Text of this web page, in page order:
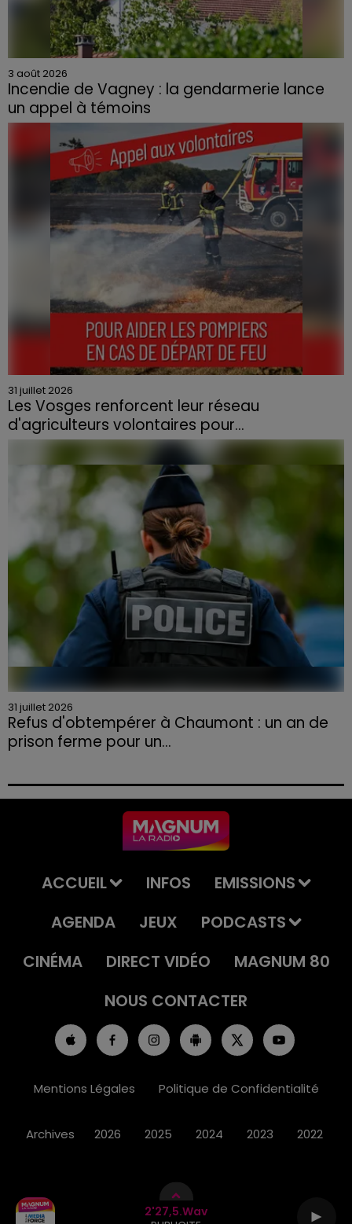
2'27,5.wav
3 août 2026
Incendie de Vagney : la gendarmerie lance
un appel à témoins
Le feu, parti d'une haie avant de se propager au
quartier résidentiel, avait détruit deux habitations et
contraint à l'évacuation d'une centaine de personnes.
31 juillet 2026
Les Vosges renforcent leur réseau
d'agriculteurs volontaires pour...
Face à la sécheresse et aux risques de départs de feu,
la Chambre d'agriculture des Vosges a lancé un appel
aux agriculteurs volontaires pour venir en aide...
31 juillet 2026
Refus d'obtempérer à Chaumont : un an de
prison ferme pour un...
permis et la confiscation de son véhicule.
ACCUEIL INFOS
EMISSIONS
AGENDA
JEUX
PODCASTS
CINÉMA
DIRECT VIDÉO
MAGNUM 80
NOUS CONTACTER
Mentions Légales Politique de Confidentialité
Archives 2026 2025 2024 2023 2022